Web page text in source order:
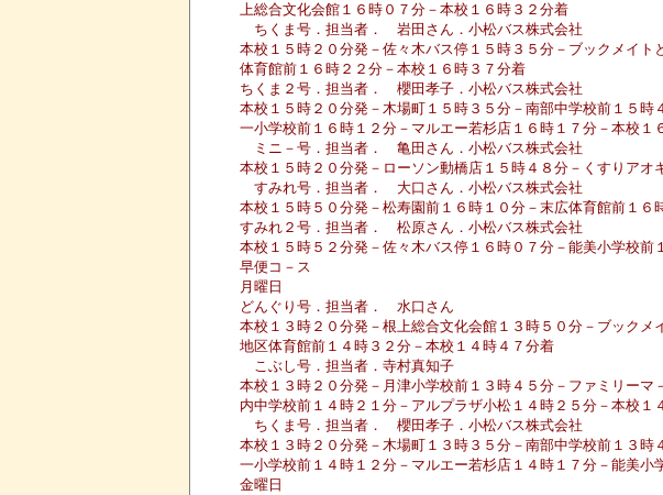
上総合文化会館１６時０７分－本校１６時３２分着
ちくま号．担当者． 岩田さん．小松バス株式会社
本校１５時２０分発－佐々木バス停１５時３５分－ブックメイ
体育館前１６時２２分－本校１６時３７分着
ちくま２号．担当者． 櫻田孝子．小松バス株式会社
本校１５時２０分発－木場町１５時３５分－南部中学校前１５
一小学校前１６時１２分－マルエー若杉店１６時１７分－本校１
ミニ－号．担当者． 亀田さん．小松バス株式会社
本校１５時２０分発－ローソン動橋店１５時４８分－くすりア
すみれ号．担当者． 大口さん．小松バス株式会社
本校１５時５０分発－松寿園前１６時１０分－末広体育館前１６
すみれ２号．担当者． 松原さん．小松バス株式会社
本校１５時５２分発－佐々木バス停１６時０７分－能美小学校
早便コ－ス
月曜日
どんぐり号．担当者． 水口さん
本校１３時２０分発－根上総合文化会館１３時５０分－ブック
地区体育館前１４時３２分－本校１４時４７分着
こぶし号．担当者．寺村真知子
本校１３時２０分発－月津小学校前１３時４５分－ファミリー
内中学校前１４時２１分－アルプラザ小松１４時２５分－本校１
ちくま号．担当者． 櫻田孝子．小松バス株式会社
本校１３時２０分発－木場町１３時３５分－南部中学校前１３
一小学校前１４時１２分－マルエー若杉店１４時１７分－能美
金曜日